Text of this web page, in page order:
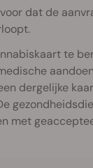
dat de
te
dergelijke
met